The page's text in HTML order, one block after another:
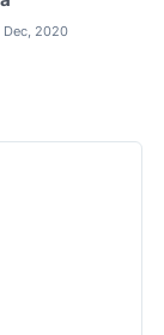
Dec, 2020